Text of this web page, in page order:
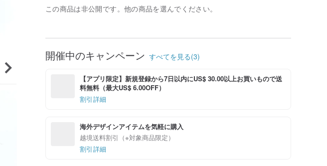
この商品は非公開です。他の商品を選んでください。
開催中のキャンペーン すべてを見る(3)
【アプリ限定】新規登録から7日以内にUS$ 30.00以上お買いもので送
料無料（最大US$ 6.00OFF）
割引詳細
海外デザインアイテムを気軽に購入
越境送料割引（※対象商品限定）
割引詳細